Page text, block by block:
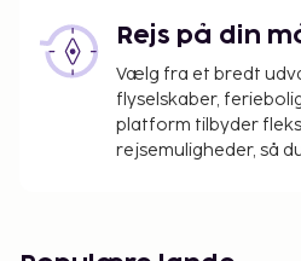
Rejs på din
Vælg fra et bredt
flyselskaber,
platform tilbyder
rejsemuligheder, så